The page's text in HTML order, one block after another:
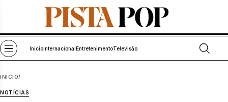
Pular para o conteúdo
Abrir menu
Início Internacional EntretenimentoTelevisão Abrir
INÍCIO/
NOTÍCIAS